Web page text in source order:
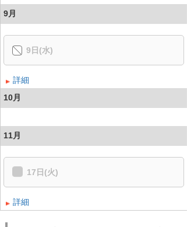
9月
9日(水)
詳細
10月
11月
17日(火)
詳細